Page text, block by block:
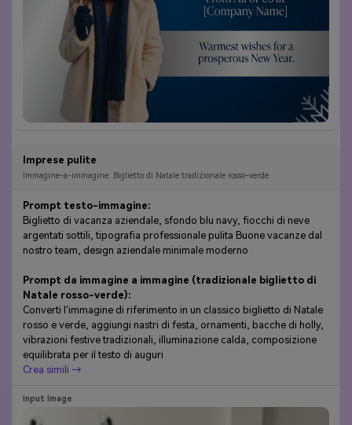
Imprese pulite
Immagine-a-immagine: Biglietto di Natale tradizionale rosso-verde
Prompt testo-immagine:
Biglietto di vacanza aziendale, sfondo blu navy, fiocchi di neve
argentati sottili, tipografia professionale pulita Buone vacanze dal
nostro team, design aziendale minimale moderno
Prompt da immagine a immagine (tradizionale biglietto di
Natale rosso-verde):
Converti l'immagine di riferimento in un classico biglietto di Natale
rosso e verde, aggiungi nastri di festa, ornamenti, bacche di holly,
vibrazioni festive tradizionali, illuminazione calda, composizione
equilibrata per il testo di auguri
Crea simili →